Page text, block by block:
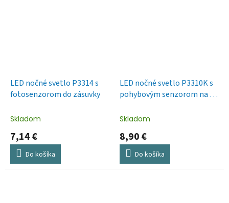
LED nočné svetlo P3314 s
fotosenzorom do zásuvky
Skladom
7,14 €
Do košíka
LED nočné svetlo P3310K s
pohybovým senzorom na 3×
Skladom
8,90 €
Do košíka